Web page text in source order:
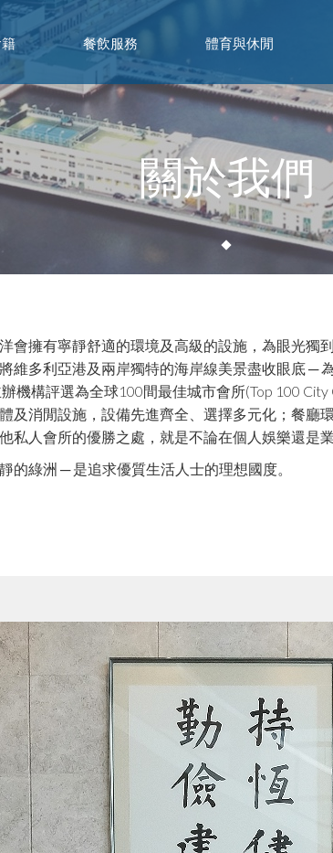
體育與休閒
餐飲服務
關於我們
會擁有寧靜舒適的環境及高級的設施，為眼光
維多利亞港及兩岸獨特的海岸線美景盡收眼底 ─
機構評選為全球100間最佳城市會所(Top 100
及消閒設施，設備先進齊全、選擇多元化；餐廳
私人會所的優勝之處，就是不論在個人娛樂還是
綠洲 ─ 是追求優質生活人士的理想國度。